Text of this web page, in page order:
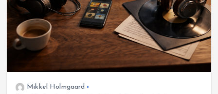
Mikkel Holmgaard